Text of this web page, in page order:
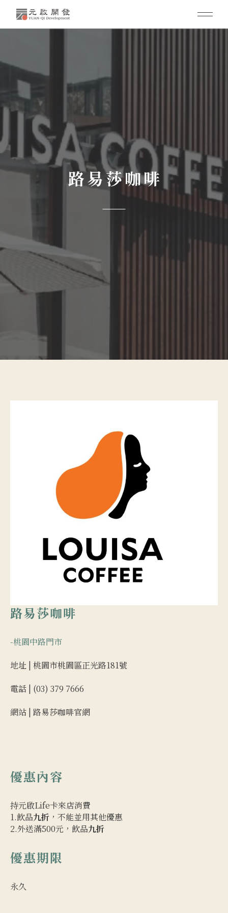
路易莎咖啡
路易莎咖啡
-桃園中路門市
地址 | 桃園市桃園區正光路181號
電話 | (03) 379 7666
網站 | 路易莎咖啡官網
優惠內容
持元啟Life卡來店消費
1.飲品九折 ，不能並用其他優惠
2.外送滿500元，飲品九折
優惠期限
永久